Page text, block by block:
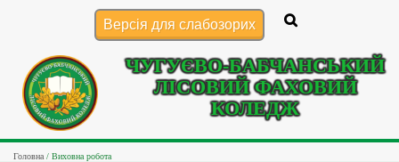
ЧУГУЄВО-БАБЧАНСЬКИЙ
ЛІСОВИЙ ФАХОВИЙ
КОЛЕДЖ
Версія для слабозорих
Головна / Виховна робота